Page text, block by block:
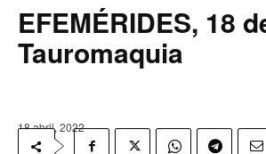
EFEMÉRIDES, 18
Tauromaquia
18 abril, 2022